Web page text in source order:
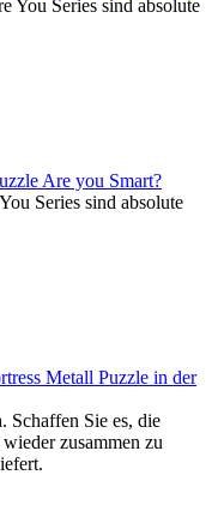
You Series sind absolute
Are you Smart?
Series sind absolute
Metall Puzzle in der
Schaffen Sie es, die
zusammen zu